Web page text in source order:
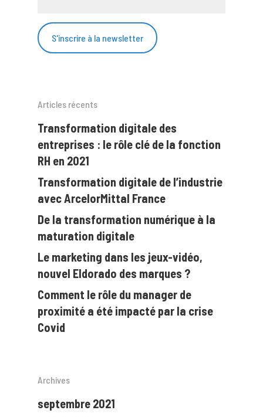
Articles récents
Transformation digitale des
entreprises : le rôle clé de la fonction
RH en 2021
Transformation digitale de l’industrie
avec ArcelorMittal France
De la transformation numérique à la
maturation digitale
Le marketing dans les jeux-vidéo,
nouvel Eldorado des marques ?
Comment le rôle du manager de
proximité a été impacté par la crise
Covid
Archives
septembre 2021